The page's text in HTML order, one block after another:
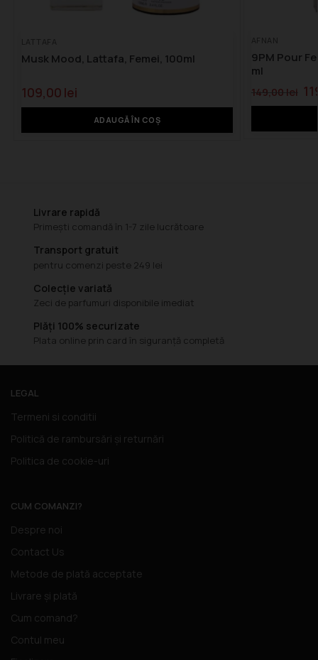
Musk Mood, Lattafa, Femei, 100ml
109,00 lei
ADAUGĂ ÎN COȘ
9PM Pour
ml
149,00 lei
Livrare rapidă
Primești comandă în 1-7 zile lucrătoare
Transport gratuit
pentru comenzi peste 249 lei
Colecție variată
Zeci de parfumuri disponibile imediat
Plăți 100% securizate
Plata online prin card în siguranță completă
LEGAL
Termeni si conditii
Politică de rambursări și returnări
Politica de cookie-uri
CUM COMANZI?
Despre noi
Contact Us
Metode de plată acceptate
Livrare și plată
Cum comand?
Contul meu